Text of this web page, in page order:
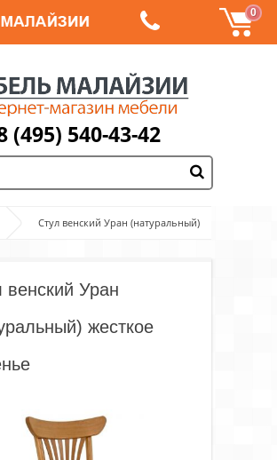
0
(495) 540-43-42
Стул венский Уран (натуральный)
венский Уран
жесткое